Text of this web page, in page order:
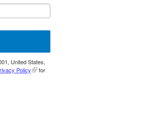
United States,
Policy
for